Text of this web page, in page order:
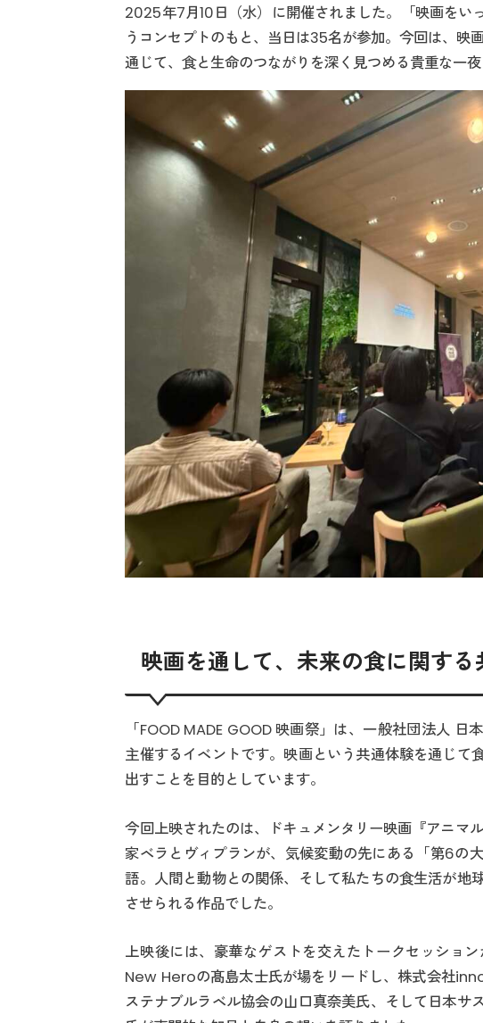
2025年7月10日（水）に開催されました。「映画をい
うコンセプトのもと、当日は35名が参加。今回は、映
通じて、食と生命のつながりを深く見つめる貴重な一夜
映画を通して、未来の食に関す
「FOOD MADE GOOD 映画祭」は、一般社団法人
主催するイベントです。映画という共通体験を通じて
出すことを目的としています。
今回上映されたのは、ドキュメンタリー映画『アニマ
家ベラとヴィプランが、気候変動の先にある「第6の
語。人間と動物との関係、そして私たちの食生活が地
させられる作品でした。
上映後には、豪華なゲストを交えたトークセッショ
New Heroの髙島太士氏が場をリードし、株式会社
ステナブルラベル協会の山口真奈美氏、そして日本サ